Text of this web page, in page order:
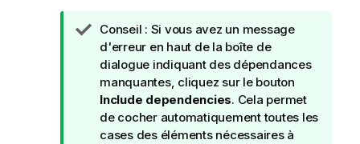
N
o
t
e
I
n
f
Conseil : Si vous avez un message
d'erreur en haut de la boîte de
dialogue indiquant des dépendances
manquantes, cliquez sur le bouton
Include dependencies. Cela permet
de cocher automatiquement toutes les
cases des éléments nécessaires à